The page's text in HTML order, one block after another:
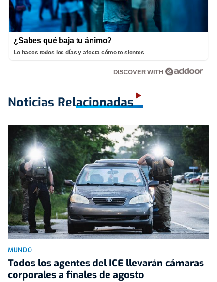
¿Sabes qué baja tu ánimo?
Lo haces todos los días y afecta cómo te sientes
DISCOVER WITH
Noticias Relacionadas
MUNDO
Todos los agentes del ICE llevarán cámaras
corporales a finales de agosto